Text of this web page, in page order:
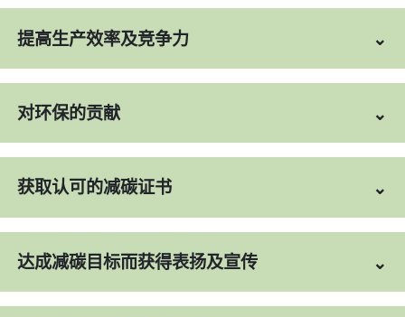
提高生产效率及竞争力
对环保的贡献
获取认可的减碳证书
达成减碳目标而获得表扬及宣传